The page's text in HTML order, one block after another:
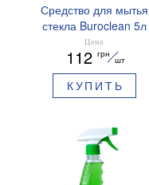
Средство для мытья
стекла Buroclean 5л
морская свежесть
10700605
Цена
112 грн
шт
КУПИТЬ